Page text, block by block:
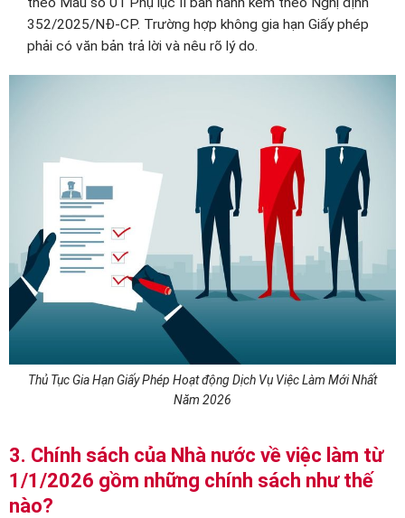
352/2025/NĐ-CP. Trường hợp không gia hạn Giấy phép
phải có văn bản trả lời và nêu rõ lý do.
Thủ Tục Gia Hạn Giấy Phép Hoạt động Dịch Vụ Việc Làm Mới Nhất
Năm 2026
3. Chính sách của Nhà nước về việc làm từ
1/1/2026 gồm những chính sách như thế
nào?